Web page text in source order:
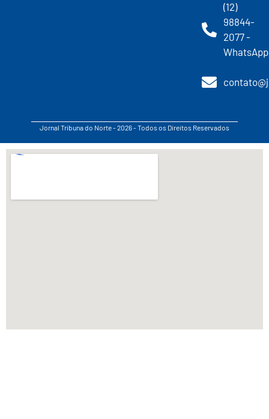
(12)
98844-
2077 -
WhatsApp
Jornal Tribuna do Norte - 2026 - Todos os Direitos Reservados